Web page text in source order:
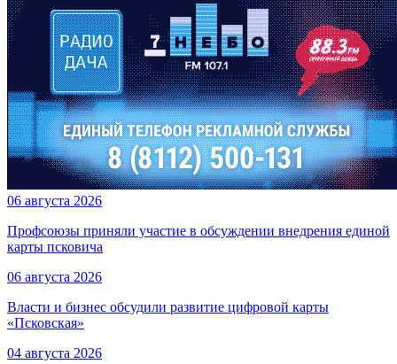
06 августа 2026
Профсоюзы приняли участие в обсуждении внедрения единой
карты псковича
06 августа 2026
Власти и бизнес обсудили развитие цифровой карты
«Псковская»
04 августа 2026